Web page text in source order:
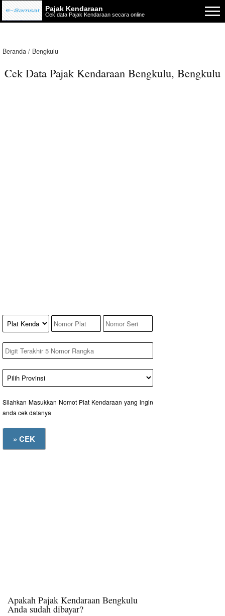
Pajak Kendaraan
Cek data Pajak Kendaraan secara online
Beranda Bengkulu
Cek Data Pajak Kendaraan Bengkulu, Bengkulu
Silahkan Masukkan Nomot Plat Kendaraan yang ingin
anda cek datanya
Apakah Pajak Kendaraan Bengkulu
Anda sudah dibayar?